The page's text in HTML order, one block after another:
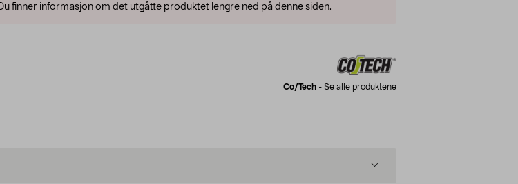
Du finner informasjon om det utgåtte produktet lengre ned på denne siden.
Co/tech - Se alle produktene